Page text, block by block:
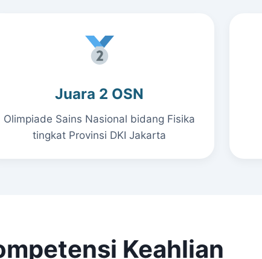
Juara 2 OSN
Olimpiade Sains Nasional bidang Fisika
tingkat Provinsi DKI Jakarta
Keahlian